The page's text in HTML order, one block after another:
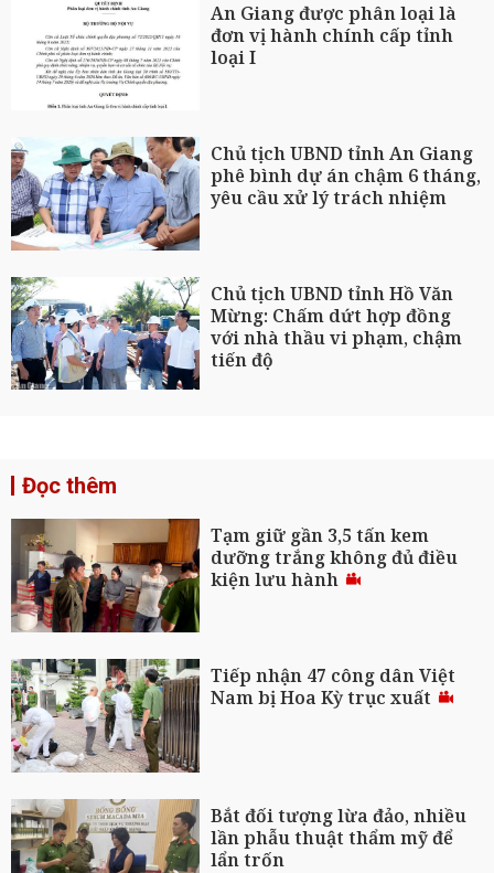
An Giang được phân loại là
đơn vị hành chính cấp tỉnh
loại I
Chủ tịch UBND tỉnh An Giang
phê bình dự án chậm 6 tháng,
yêu cầu xử lý trách nhiệm
Chủ tịch UBND tỉnh Hồ Văn
Mừng: Chấm dứt hợp đồng
với nhà thầu vi phạm, chậm
tiến độ
Đọc thêm
Tạm giữ gần 3,5 tấn kem
dưỡng trắng không đủ điều
kiện lưu hành
Tiếp nhận 47 công dân Việt
Nam bị Hoa Kỳ trục xuất
Bắt đối tượng lừa đảo, nhiều
lần phẫu thuật thẩm mỹ để
lẩn trốn